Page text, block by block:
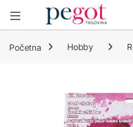
Open
Početna Hobby